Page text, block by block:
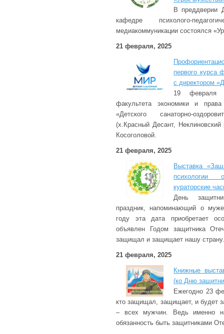
В преддверии
кафедре психолого-
медиакоммуникации состоялся
21 февраля, 2025
первого курса
с директором
19 февраля
факультета экономики и
«Детского санаторно-
(х.Красный Десант, Неклиновский
Косоголовой.
21 февраля, 2025
Выставка
психологии
кураторские
День
праздник, напоминающий о
году эта дата приобретает
объявлен Годом защитника
защищал и защищает нашу страну.
21 февраля, 2025
Книжные
(ко Дню
Ежегодно 23
кто защищал, защищает, и будет
– всех мужчин. Ведь именно
обязанность быть защитниками